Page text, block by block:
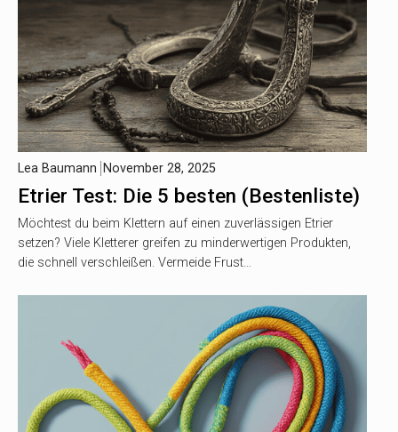
Etrier Test: Die 5 besten (Bestenliste)
Lea Baumann November 28, 2025
Möchtest du beim Klettern auf einen zuverlässigen Etrier
setzen? Viele Kletterer greifen zu minderwertigen Produkten,
die schnell verschleißen. Vermeide Frust…